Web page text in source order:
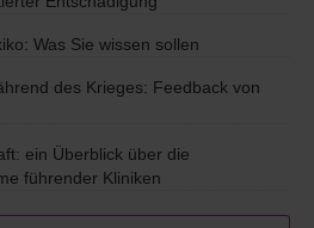
Was Sie wissen sollen
des Krieges: Feedback von
ein Überblick über die
führender Kliniken